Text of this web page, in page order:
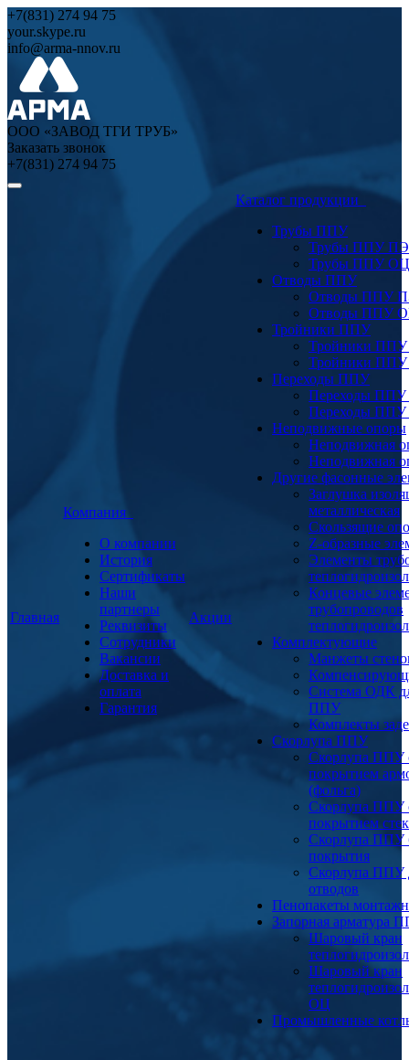
+7(831) 274 94 75
your.skype.ru
info@arma-nnov.ru
ООО «ЗАВОД ТГИ ТРУБ»
Заказать звонок
+7(831) 274 94 75
Главная
Компания
О компании
История
Сертификаты
Наши
партнеры
Реквизиты
Сотрудники
Вакансии
Доставка и
оплата
Гарантия
Акции
Каталог продукции
Трубы ППУ
Трубы ППУ ПЭ
Трубы ППУ ОЦ
Отводы ППУ
Отводы ППУ
Отводы ППУ
Тройники ППУ
Тройники
Тройники
Переходы ППУ
Переходы
Переходы
Неподвижные опоры
Неподвижная
Неподвижная
Другие фасонные
Заглушка
металлическая
Скользящие
Z-образные
Элементы
Концевые
трубопроводов
Комплектующие
Манжеты
Система ОДК
ППУ
Комплекты
Скорлупа ППУ
Скорлупа ППУ
покрытием
(фольга)
Скорлупа ППУ
покрытием
Скорлупа ППУ
покрытия
Скорлупа ППУ
отводов
Пенопакеты
Запорная арматура
Шаровый кран
Шаровый кран
ОЦ
Промышленные